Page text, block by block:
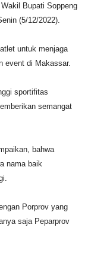
Bupati Soppeng
(5/12/2022).
untuk menjaga
event di Makassar.
sportifitas
semangat
bahwa
nama baik
Porprov yang
saja Peparprov